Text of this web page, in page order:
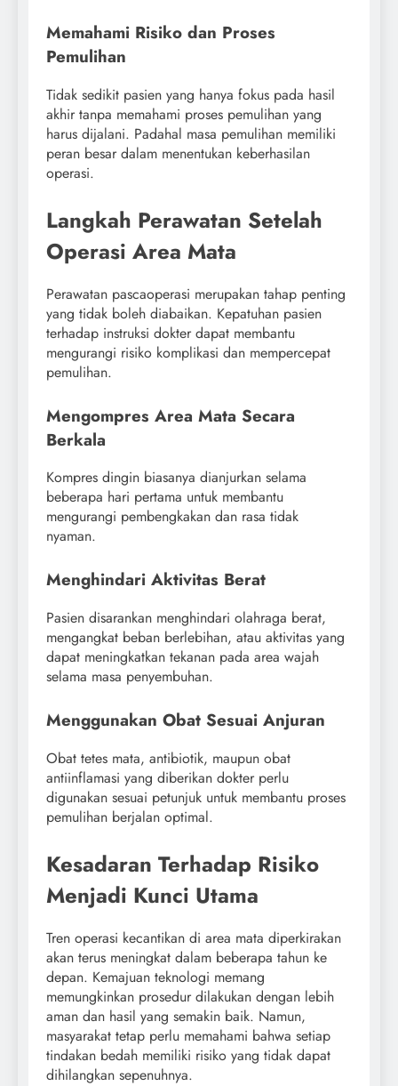
Memahami Risiko dan Proses
Pemulihan
Tidak sedikit pasien yang hanya fokus pada hasil
akhir tanpa memahami proses pemulihan yang
harus dijalani. Padahal masa pemulihan memiliki
peran besar dalam menentukan keberhasilan
operasi.
Langkah Perawatan Setelah
Operasi Area Mata
Perawatan pascaoperasi merupakan tahap penting
yang tidak boleh diabaikan. Kepatuhan pasien
terhadap instruksi dokter dapat membantu
mengurangi risiko komplikasi dan mempercepat
pemulihan.
Mengompres Area Mata Secara
Berkala
Kompres dingin biasanya dianjurkan selama
beberapa hari pertama untuk membantu
mengurangi pembengkakan dan rasa tidak
nyaman.
Menghindari Aktivitas Berat
Pasien disarankan menghindari olahraga berat,
mengangkat beban berlebihan, atau aktivitas yang
dapat meningkatkan tekanan pada area wajah
selama masa penyembuhan.
Menggunakan Obat Sesuai Anjuran
Obat tetes mata, antibiotik, maupun obat
antiinflamasi yang diberikan dokter perlu
digunakan sesuai petunjuk untuk membantu proses
pemulihan berjalan optimal.
Kesadaran Terhadap Risiko
Menjadi Kunci Utama
Tren operasi kecantikan di area mata diperkirakan
akan terus meningkat dalam beberapa tahun ke
depan. Kemajuan teknologi memang
memungkinkan prosedur dilakukan dengan lebih
aman dan hasil yang semakin baik. Namun,
masyarakat tetap perlu memahami bahwa setiap
tindakan bedah memiliki risiko yang tidak dapat
dihilangkan sepenuhnya.